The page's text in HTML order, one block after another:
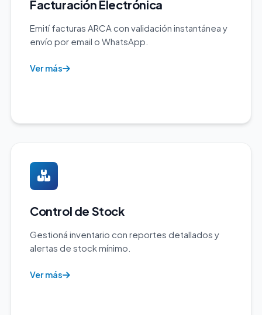
Facturación Electrónica
Emití facturas ARCA con validación instantánea y
envío por email o WhatsApp.
Ver más
Control de Stock
Gestioná inventario con reportes detallados y
alertas de stock mínimo.
Ver más